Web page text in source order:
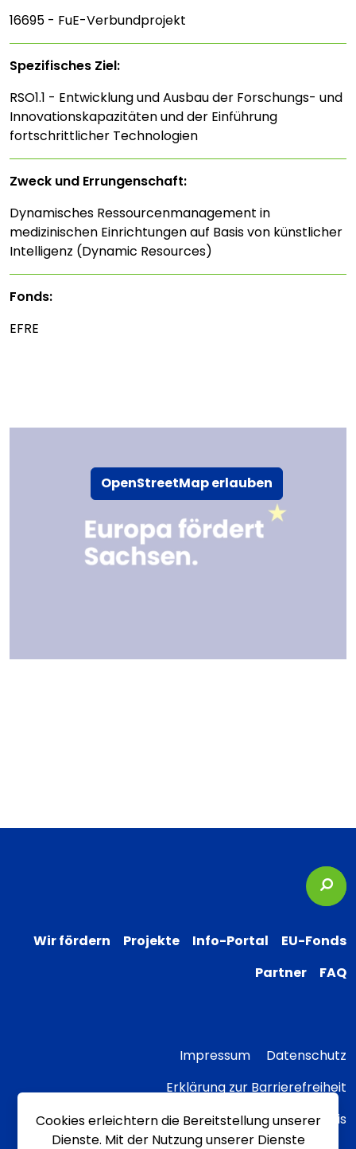
OpenStreetMap erlauben
16695 - FuE-Verbundprojekt
Spezifisches Ziel:
RSO1.1 - Entwicklung und Ausbau der Forschungs- und
Innovationskapazitäten und der Einführung
fortschrittlicher Technologien
Zweck und Errungenschaft:
Dynamisches Ressourcenmanagement in
medizinischen Einrichtungen auf Basis von künstlicher
Intelligenz (Dynamic Resources)
Fonds:
EFRE
Wir fördern Projekte Info-Portal
EU-Fonds
Partner
FAQ
Impressum
Datenschutz
Erklärung zur Barrierefreiheit
Transparenzhinweis
Cookies erleichtern die Bereitstellung unserer
Dienste. Mit der Nutzung unserer Dienste